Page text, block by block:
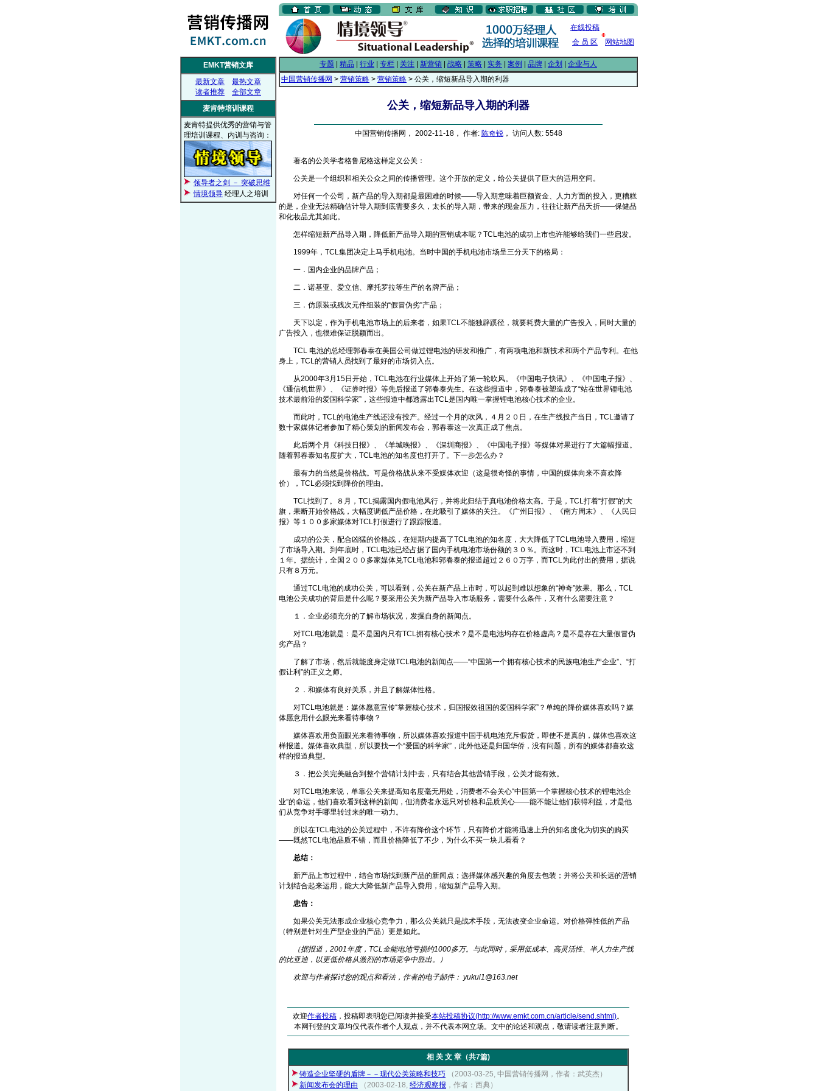
在线投稿
会 员 区
网站地图
EMKT营销文库
最新文章
最热文章
读者推荐
全部文章
麦肯特培训课程
麦肯特提供优秀的营销与管
理培训课程、内训与咨询：
领导者之剑 － 突破思维
情境领导 经理人之培训
专题 精品 行业 专栏 关注 新营销 战略 策略 实务 案例 品牌 企划
企业与人
中国营销传播网 > 营销策略 > 营销策略 > 公关，缩短新品导入期的利器
公关，缩短新品导入期的利器
中国营销传播网， 2002-11-18， 作者: 陈奇锐， 访问人数: 5548
著名的公关学者格鲁尼格这样定义公关：
公关是一个组织和相关公众之间的传播管理。这个开放的定义，给公关提供了巨大的适用空间。
对任何一个公司，新产品的导入期都是最困难的时候——导入期意味着巨额资金、人力方面的投入，更糟糕
的是，企业无法精确估计导入期到底需要多久，太长的导入期，带来的现金压力，往往让新产品夭折——保健品
和化妆品尤其如此。
怎样缩短新产品导入期，降低新产品导入期的营销成本呢？TCL电池的成功上市也许能够给我们一些启发。
1999年，TCL集团决定上马手机电池。当时中国的手机电池市场呈三分天下的格局：
一．国内企业的品牌产品；
二．诺基亚、爱立信、摩托罗拉等生产的名牌产品；
三．仿原装或残次元件组装的“假冒伪劣”产品；
天下以定，作为手机电池市场上的后来者，如果TCL不能独辟蹊径，就要耗费大量的广告投入，同时大量的
广告投入，也很难保证脱颖而出。
TCL 电池的总经理郭春泰在美国公司做过锂电池的研发和推广，有两项电池和新技术和两个产品专利。在他
身上，TCL的营销人员找到了最好的市场切入点。
从2000年3月15日开始，TCL电池在行业媒体上开始了第一轮吹风。《中国电子快讯》、《中国电子报》、
《通信机世界》、《证券时报》等先后报道了郭春泰先生。在这些报道中，郭春泰被塑造成了“站在世界锂电池
技术最前沿的爱国科学家”，这些报道中都透露出TCL是国内唯一掌握锂电池核心技术的企业。
而此时，TCL的电池生产线还没有投产。经过一个月的吹风，４月２０日，在生产线投产当日，TCL邀请了
数十家媒体记者参加了精心策划的新闻发布会，郭春泰这一次真正成了焦点。
此后两个月《科技日报》、《羊城晚报》、《深圳商报》、《中国电子报》等媒体对果进行了大篇幅报道。
随着郭春泰知名度扩大，TCL电池的知名度也打开了。下一步怎么办？
最有力的当然是价格战。可是价格战从来不受媒体欢迎（这是很奇怪的事情，中国的媒体向来不喜欢降
价），TCL必须找到降价的理由。
TCL找到了。８月，TCL揭露国内假电池风行，并将此归结于真电池价格太高。于是，TCL打着“打假”的大
旗，果断开始价格战，大幅度调低产品价格，在此吸引了媒体的关注。《广州日报》、《南方周末》、《人民日
报》等１００多家媒体对TCL打假进行了跟踪报道。
成功的公关，配合凶猛的价格战，在短期内提高了TCL电池的知名度，大大降低了TCL电池导入费用，缩短
了市场导入期。到年底时，TCL电池已经占据了国内手机电池市场份额的３０％。而这时，TCL电池上市还不到
１年。据统计，全国２００多家媒体兑TCL电池和郭春泰的报道超过２６０万字，而TCL为此付出的费用，据说
只有８万元。
通过TCL电池的成功公关，可以看到，公关在新产品上市时，可以起到难以想象的“神奇”效果。那么，TCL
电池公关成功的背后是什么呢？要采用公关为新产品导入市场服务，需要什么条件，又有什么需要注意？
１．企业必须充分的了解市场状况，发掘自身的新闻点。
对TCL电池就是：是不是国内只有TCL拥有核心技术？是不是电池均存在价格虚高？是不是存在大量假冒伪
劣产品？
了解了市场，然后就能度身定做TCL电池的新闻点——“中国第一个拥有核心技术的民族电池生产企业”、“打
假让利”的正义之师。
２．和媒体有良好关系，并且了解媒体性格。
对TCL电池就是：媒体愿意宣传“掌握核心技术，归国报效祖国的爱国科学家”？单纯的降价媒体喜欢吗？媒
体愿意用什么眼光来看待事物？
媒体喜欢用负面眼光来看待事物，所以媒体喜欢报道中国手机电池充斥假货，即使不是真的，媒体也喜欢这
样报道。媒体喜欢典型，所以要找一个“爱国的科学家”，此外他还是归国华侨，没有问题，所有的媒体都喜欢这
样的报道典型。
３．把公关完美融合到整个营销计划中去，只有结合其他营销手段，公关才能有效。
对TCL电池来说，单靠公关来提高知名度毫无用处，消费者不会关心“中国第一个掌握核心技术的锂电池企
业”的命运，他们喜欢看到这样的新闻，但消费者永远只对价格和品质关心——能不能让他们获得利益，才是他
们从竞争对手哪里转过来的唯一动力。
所以在TCL电池的公关过程中，不许有降价这个环节，只有降价才能将迅速上升的知名度化为切实的购买
——既然TCL电池品质不错，而且价格降低了不少，为什么不买一块儿看看？
总结：
新产品上市过程中，结合市场找到新产品的新闻点；选择媒体感兴趣的角度去包装；并将公关和长远的营销
计划结合起来运用，能大大降低新产品导入费用，缩短新产品导入期。
忠告：
如果公关无法形成企业核心竞争力，那么公关就只是战术手段，无法改变企业命运。对价格弹性低的产品
（特别是针对生产型企业的产品）更是如此。
（据报道，2001年度，TCL金能电池亏损约1000多万。与此同时，采用低成本、高灵活性、半人力生产线
的比亚迪，以更低价格从激烈的市场竞争中胜出。）
欢迎与作者探讨您的观点和看法，作者的电子邮件： yukui1@163.net
欢迎作者投稿 ，投稿即表明您已阅读并接受本站投稿协议(http://www.emkt.com.cn/article/send.shtml)。
本网刊登的文章均仅代表作者个人观点，并不代表本网立场。文中的论述和观点，敬请读者注意判断。
相 关 文 章（共7篇)
铸造企业坚硬的盾牌－－现代公关策略和技巧
（2003-03-25, 中国营销传播网，作者：武英杰）
新闻发布会的理由
（2003-02-18, 经济观察报 ，作者：西典）